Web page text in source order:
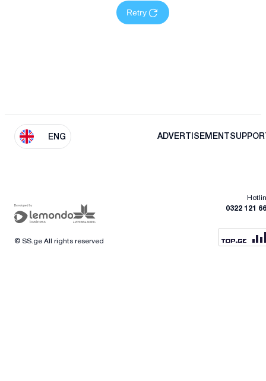
Retry
ENG ADVERTISEMENT
0322 121
© SS.ge All rights reserved